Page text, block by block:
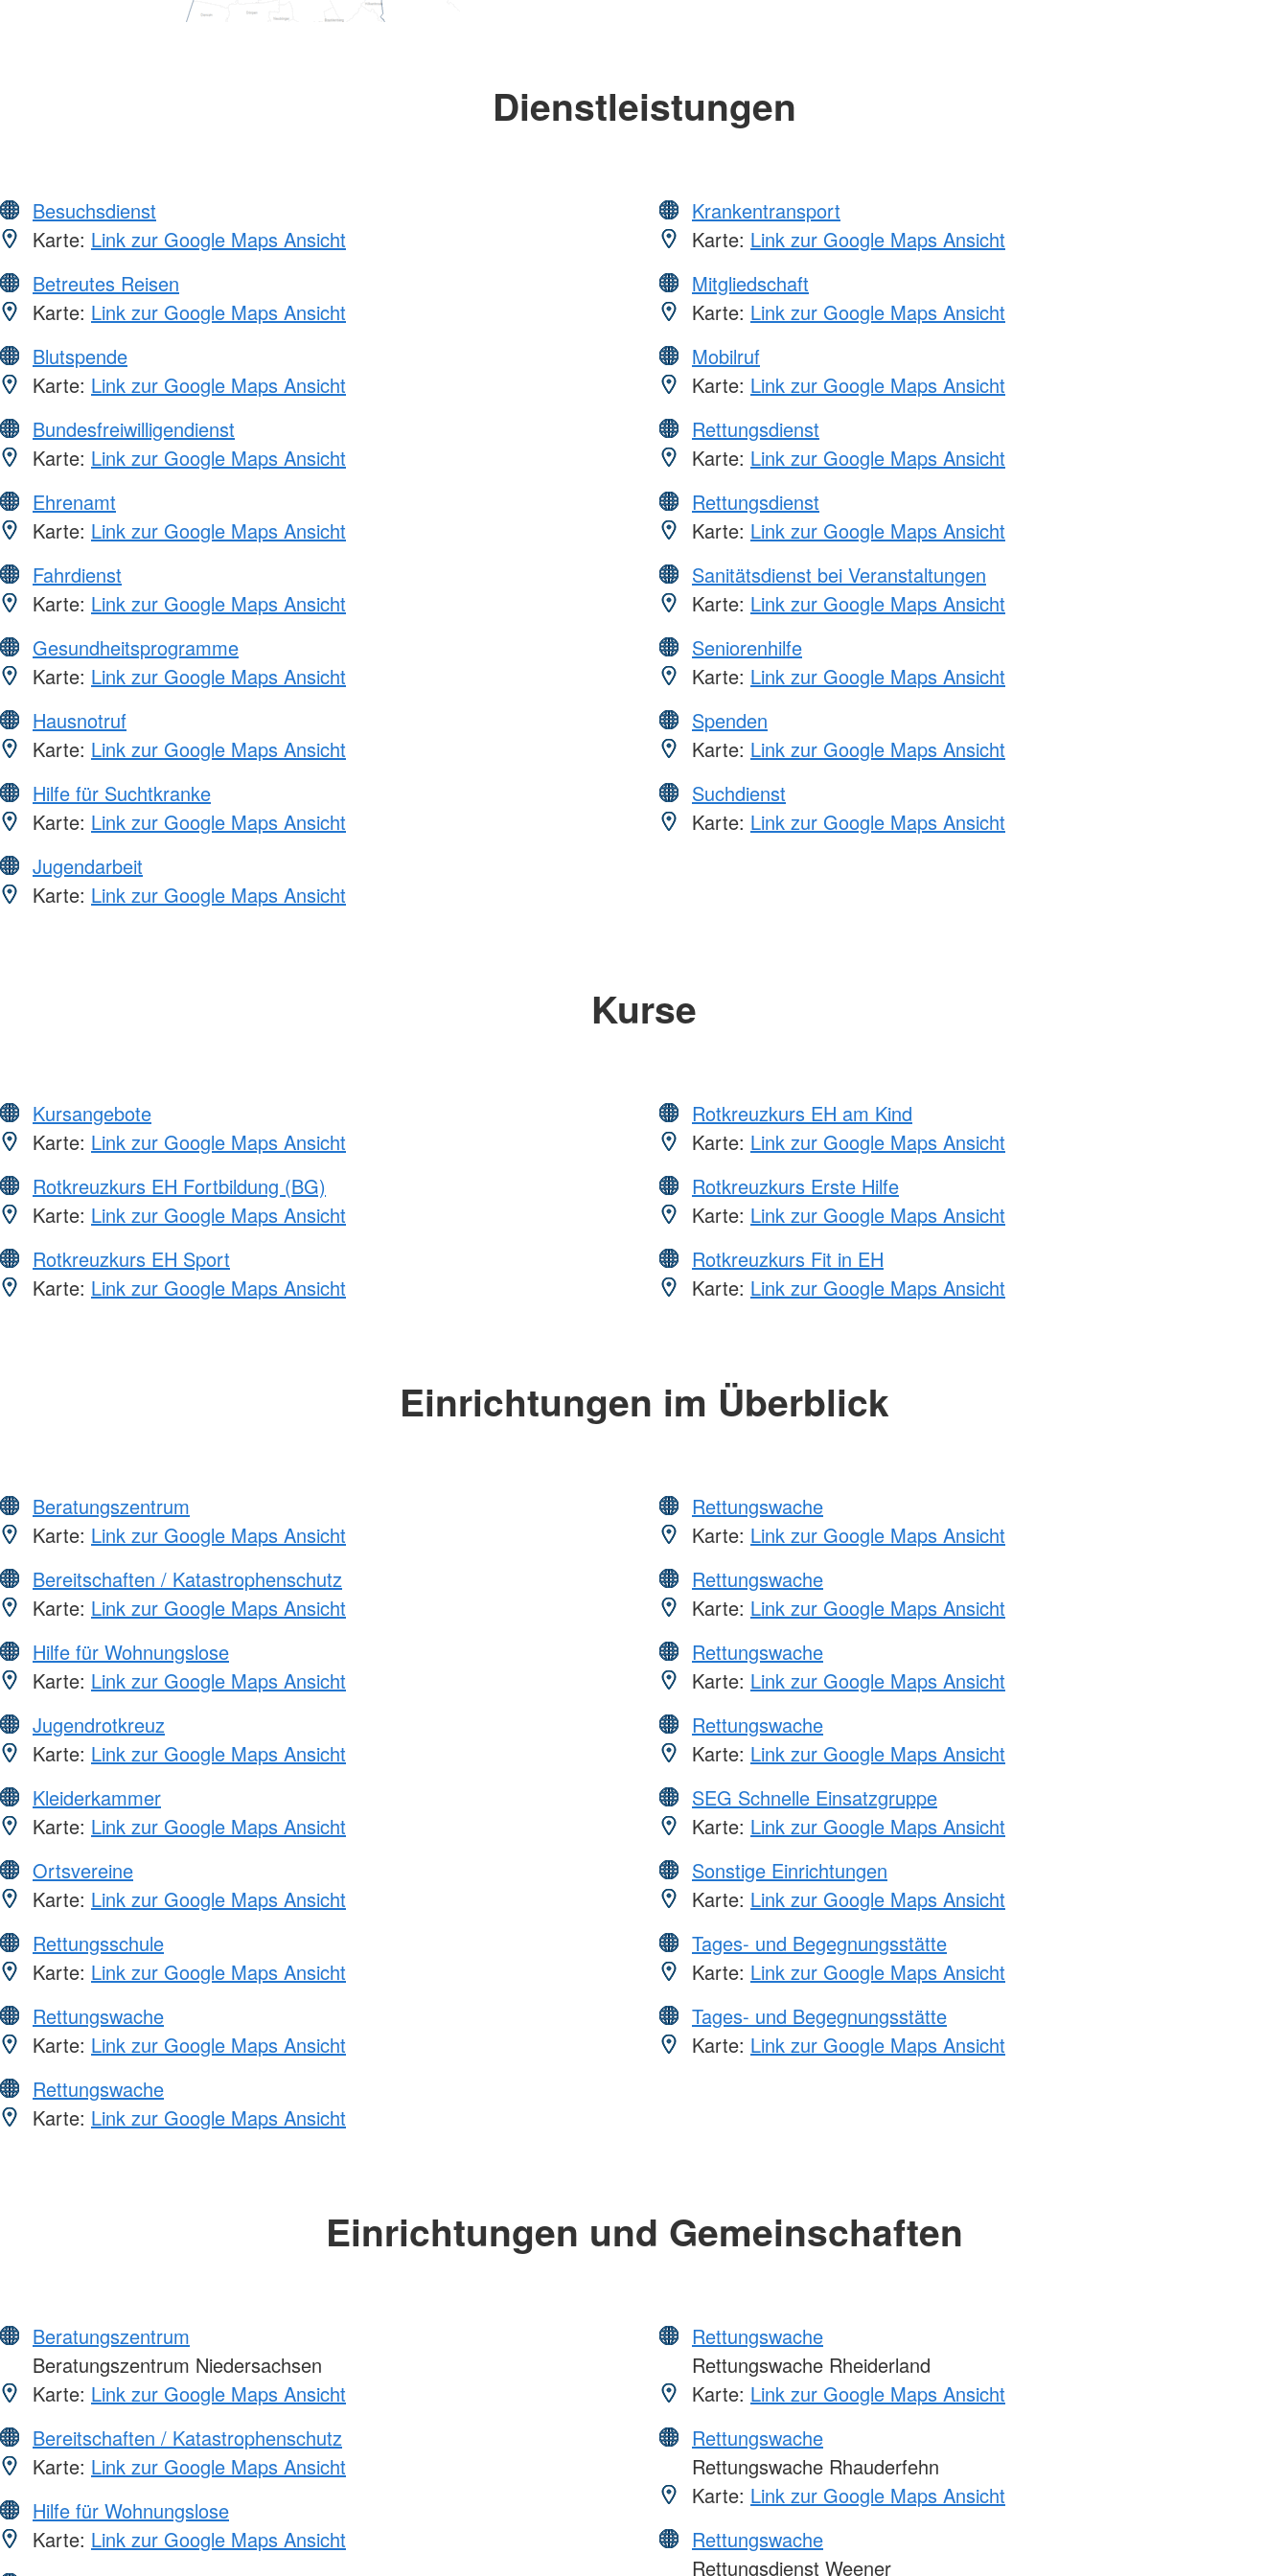
Dienstleistungen
Besuchsdienst
Karte: Link zur Google Maps Ansicht
Betreutes Reisen
Karte: Link zur Google Maps Ansicht
Blutspende
Karte: Link zur Google Maps Ansicht
Bundesfreiwilligendienst
Karte: Link zur Google Maps Ansicht
Ehrenamt
Karte: Link zur Google Maps Ansicht
Fahrdienst
Karte: Link zur Google Maps Ansicht
Gesundheitsprogramme
Karte: Link zur Google Maps Ansicht
Hausnotruf
Karte: Link zur Google Maps Ansicht
Hilfe für Suchtkranke
Karte: Link zur Google Maps Ansicht
Jugendarbeit
Karte: Link zur Google Maps Ansicht
Krankentransport
Karte: Link zur Google Maps Ansicht
Mitgliedschaft
Karte: Link zur Google Maps Ansicht
Mobilruf
Karte: Link zur Google Maps Ansicht
Rettungsdienst
Karte: Link zur Google Maps Ansicht
Rettungsdienst
Karte: Link zur Google Maps Ansicht
Sanitätsdienst bei Veranstaltungen
Karte: Link zur Google Maps Ansicht
Seniorenhilfe
Karte: Link zur Google Maps Ansicht
Spenden
Karte: Link zur Google Maps Ansicht
Suchdienst
Karte: Link zur Google Maps Ansicht
Kurse
Kursangebote
Karte: Link zur Google Maps Ansicht
Rotkreuzkurs EH Fortbildung (BG)
Karte: Link zur Google Maps Ansicht
Rotkreuzkurs EH Sport
Karte: Link zur Google Maps Ansicht
Rotkreuzkurs EH am Kind
Karte: Link zur Google Maps Ansicht
Rotkreuzkurs Erste Hilfe
Karte: Link zur Google Maps Ansicht
Rotkreuzkurs Fit in EH
Karte: Link zur Google Maps Ansicht
Einrichtungen im Überblick
Beratungszentrum
Karte: Link zur Google Maps Ansicht
Bereitschaften / Katastrophenschutz
Karte: Link zur Google Maps Ansicht
Hilfe für Wohnungslose
Karte: Link zur Google Maps Ansicht
Jugendrotkreuz
Karte: Link zur Google Maps Ansicht
Kleiderkammer
Karte: Link zur Google Maps Ansicht
Ortsvereine
Karte: Link zur Google Maps Ansicht
Rettungsschule
Karte: Link zur Google Maps Ansicht
Rettungswache
Karte: Link zur Google Maps Ansicht
Rettungswache
Karte: Link zur Google Maps Ansicht
Rettungswache
Karte: Link zur Google Maps Ansicht
Rettungswache
Karte: Link zur Google Maps Ansicht
Rettungswache
Karte: Link zur Google Maps Ansicht
Rettungswache
Karte: Link zur Google Maps Ansicht
SEG Schnelle Einsatzgruppe
Karte: Link zur Google Maps Ansicht
Sonstige Einrichtungen
Karte: Link zur Google Maps Ansicht
Tages- und Begegnungsstätte
Karte: Link zur Google Maps Ansicht
Tages- und Begegnungsstätte
Karte: Link zur Google Maps Ansicht
Einrichtungen und Gemeinschaften
Beratungszentrum
Beratungszentrum Niedersachsen
Karte: Link zur Google Maps Ansicht
Bereitschaften / Katastrophenschutz
Karte: Link zur Google Maps Ansicht
Hilfe für Wohnungslose
Karte: Link zur Google Maps Ansicht
Rettungswache
Rettungswache Rheiderland
Karte: Link zur Google Maps Ansicht
Rettungswache
Rettungswache Rhauderfehn
Karte: Link zur Google Maps Ansicht
Rettungswache
Rettungsdienst Weener